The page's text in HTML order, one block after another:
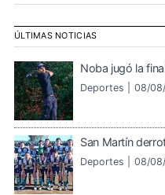
ÚLTIMAS NOTICIAS
Noba jugó la
Deportes | 08/
San Martín
Deportes | 08/